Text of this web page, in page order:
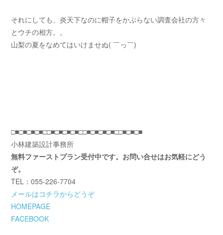
それにしても、炎天下なのに帽子をかぶらない調査会社の方々
とウチの相方。。
山梨の夏をなめてはいけませぬ( ￣っ￣)
□■□■□■□■□□■□■□■□■□□■□■□■□■□□■□■□■
小林建築設計事務所
無料ファーストプラン受付中です。お問い合せはお気軽にどう
ぞ。
TEL：055-226-7704
メールはコチラからどうぞ
HOMEPAGE
FACEBOOK